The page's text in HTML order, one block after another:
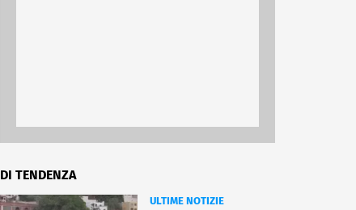
DI TENDENZA
ULTIME NOTIZIE